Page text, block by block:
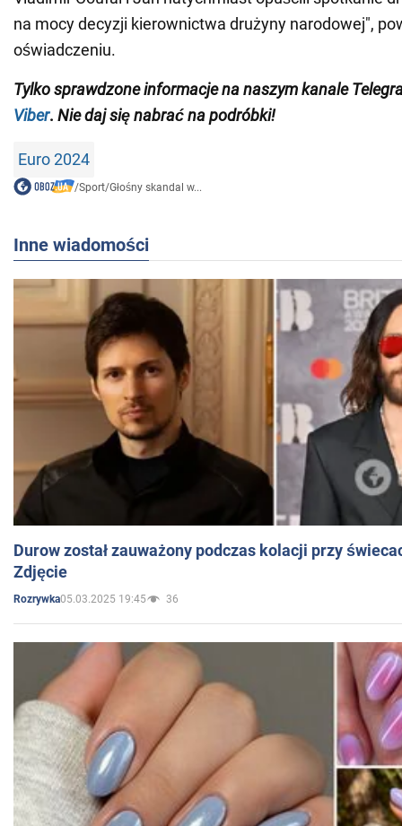
na mocy decyzji kierownictwa drużyny narodowej",
oświadczeniu.
Tylkosprawdzone informacje na naszym kanale
Viber. Nie daj się nabrać na podróbki!
Euro 2024
/Sport/Głośny skandal w...
Inne wiadomości
Durow został zauważony podczas kolacji przy
Zdjęcie
Rozrywka05.03.2025 19:45 36